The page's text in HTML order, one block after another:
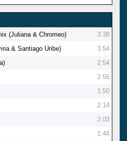
(Juliana & Chromeo)
3:38
& Santiago Uribe)
3:54
2:54
2:56
1:50
2:14
2:03
1:44